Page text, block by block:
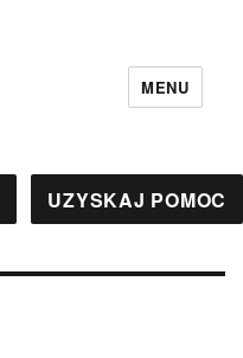
MENU
UZYSKAJ POMOC